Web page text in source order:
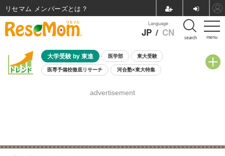
menu
Language
JP / CN search
大学受験 by 東進 医学部 東大受験
医専予備校徹底リサーチ 河合塾×東大特集
8月開催学校説明会・相談会
advertisement
リセマム メンバーズ